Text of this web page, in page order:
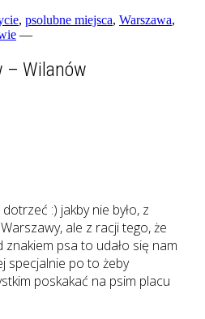
dnia codziennego
, psolubne miejsca, Warszawa,
—
– Wilanów
:) jakby nie było, z
ale z racji tego, że
psa to udało się nam
specjalnie po to żeby
poskakać na psim placu